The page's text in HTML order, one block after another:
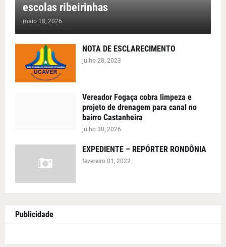
escolas ribeirinhas
maio 18, 2026
NOTA DE ESCLARECIMENTO
julho 28, 2023
Vereador Fogaça cobra limpeza e
projeto de drenagem para canal no
bairro Castanheira
julho 30, 2026
EXPEDIENTE – REPÓRTER RONDÔNIA
fevereiro 01, 2022
Publicidade